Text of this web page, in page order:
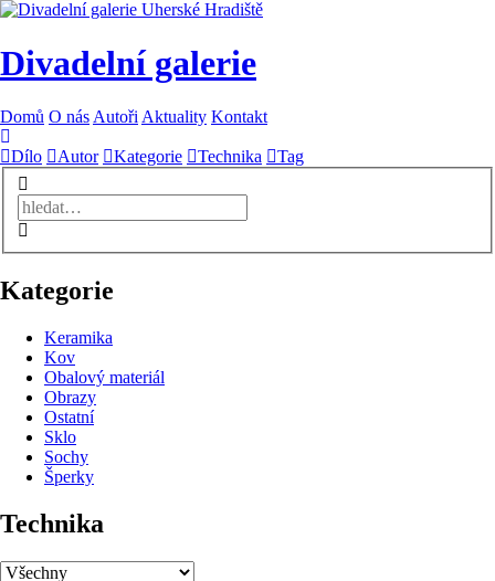
Divadelní galerie
Domů O nás Autoři Aktuality Kontakt
Dílo Autor Kategorie Technika Tag
Kategorie
Keramika
Kov
Obalový materiál
Obrazy
Ostatní
Sklo
Sochy
Šperky
Technika